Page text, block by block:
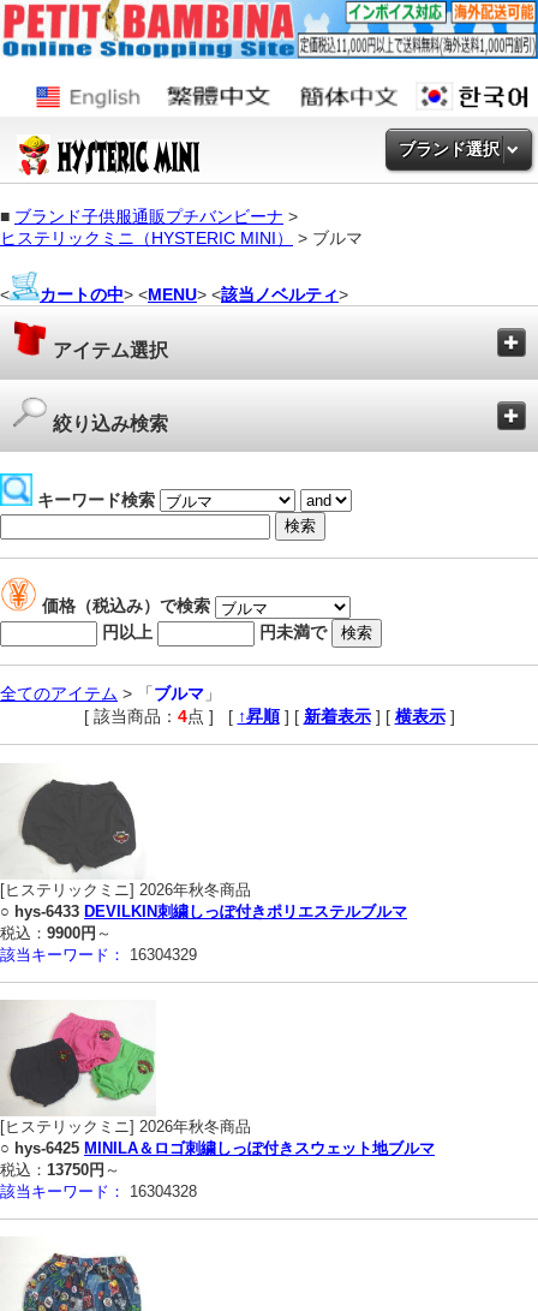
ブランド選択
■ ブランド子供服通販プチバンビーナ >
ヒステリックミニ（HYSTERIC MINI）
> ブルマ
< カートの中> <MENU> <該当ノベルティ>
アイテム選択
絞り込み検索
キーワード検索
価格（税込み）で検索
円以上
円未満で
全てのアイテム > 「ブルマ 」
[ 該当商品： 4点 ] [ ↑昇順 ] [ 新着表示 ] [ 横表示 ]
[ヒステリックミニ] 2026年秋冬商品
○ hys-6433 DEVILKIN刺繍しっぽ付きポリエステルブルマ
税込： 9900円 ～
該当キーワード：
16304329
[ヒステリックミニ] 2026年秋冬商品
○ hys-6425 MINILA＆ロゴ刺繍しっぽ付きスウェット地ブルマ
税込： 13750円 ～
該当キーワード：
16304328